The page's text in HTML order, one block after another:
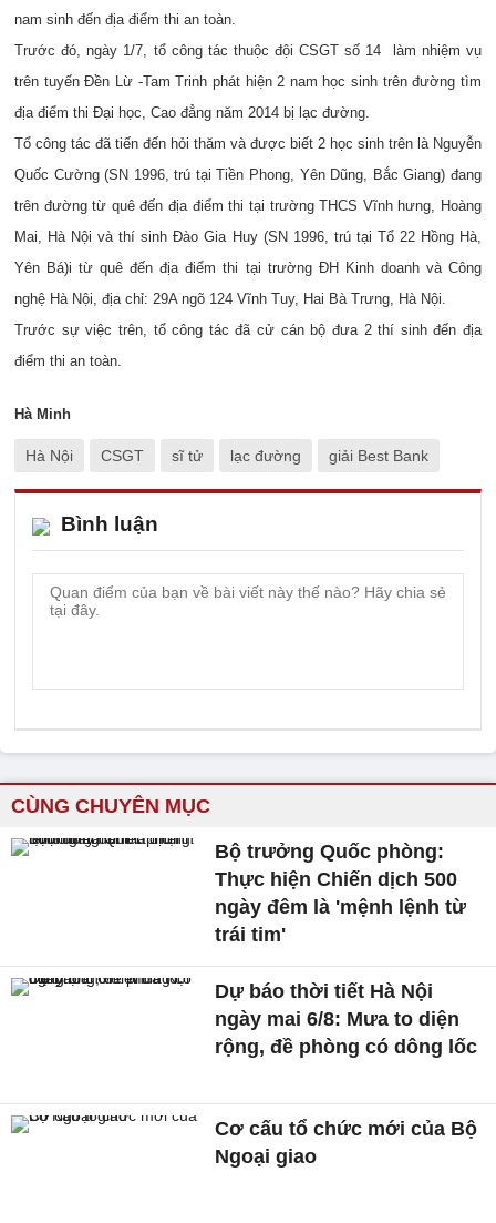
nam sinh đến địa điểm thi an toàn.
Trước đó, ngày 1/7, tổ công tác thuộc đội CSGT số 14 làm nhiệm vụ
trên tuyến Đền Lừ -Tam Trinh phát hiện 2 nam học sinh trên đường tìm
địa điểm thi Đại học, Cao đẳng năm 2014 bị lạc đường.
Tổ công tác đã tiến đến hỏi thăm và được biết 2 học sinh trên là Nguyễn
Quốc Cường (SN 1996, trú tại Tiền Phong, Yên Dũng, Bắc Giang) đang
trên đường từ quê đến địa điểm thi tại trường THCS Vĩnh hưng, Hoàng
Mai, Hà Nội và thí sinh Đào Gia Huy (SN 1996, trú tại Tổ 22 Hồng Hà,
Yên Bá)i từ quê đến địa điểm thi tại trường ĐH Kinh doanh và Công
nghệ Hà Nội, địa chỉ: 29A ngõ 124 Vĩnh Tuy, Hai Bà Trưng, Hà Nội.
Trước sự việc trên, tổ công tác đã cử cán bộ đưa 2 thí sinh đến địa
điểm thi an toàn.
Hà Minh
Hà Nội CSGT sĩ tử lạc đường giải Best Bank
Bình luận
CÙNG CHUYÊN MỤC
Bộ trưởng Quốc phòng:
Thực hiện Chiến dịch 500
ngày đêm là 'mệnh lệnh từ
trái tim'
Dự báo thời tiết Hà Nội
ngày mai 6/8: Mưa to diện
rộng, đề phòng có dông lốc
Cơ cấu tổ chức mới của Bộ
Ngoại giao